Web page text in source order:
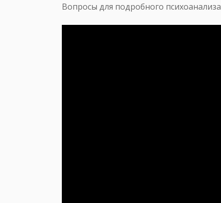
Вопросы для подробного психоанализа